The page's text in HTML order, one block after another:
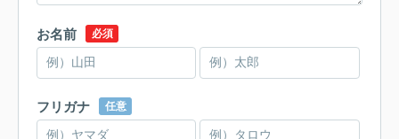
お名前 必須
フリガナ 任意